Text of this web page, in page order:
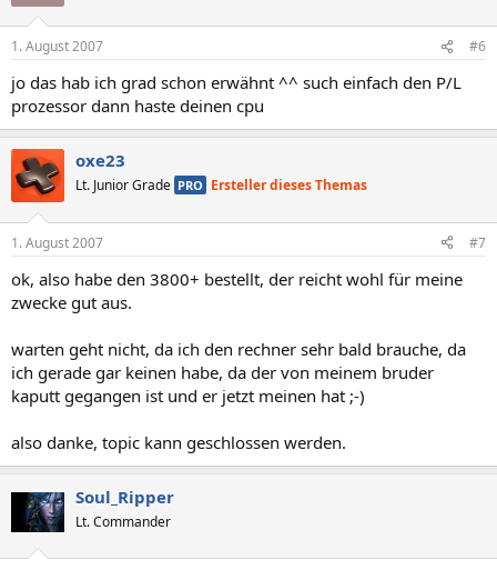
1. August 2007 #6
jo das hab ich grad schon erwähnt ^^ such einfach den P/L
prozessor dann haste deinen cpu
oxe23
Lt. Junior Grade PRO Ersteller dieses Themas
1. August 2007 #7
ok, also habe den 3800+ bestellt, der reicht wohl für meine
zwecke gut aus.
warten geht nicht, da ich den rechner sehr bald brauche, da
ich gerade gar keinen habe, da der von meinem bruder
kaputt gegangen ist und er jetzt meinen hat ;-)
also danke, topic kann geschlossen werden.
Soul_Ripper
Lt. Commander